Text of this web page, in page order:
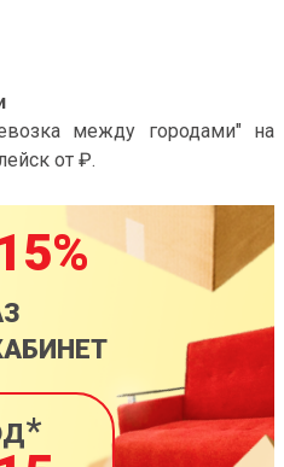
между городами" на
от ₽.